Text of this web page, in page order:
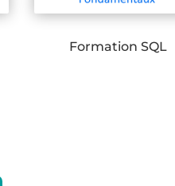
Formation SQL